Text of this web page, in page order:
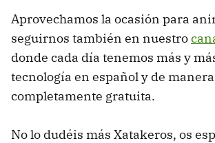
Aprovechamos la ocasión para
seguirnos también en nuestro
donde cada día tenemos más y
tecnología en español y de manera
completamente gratuita.
No lo dudéis más Xatakeros, os